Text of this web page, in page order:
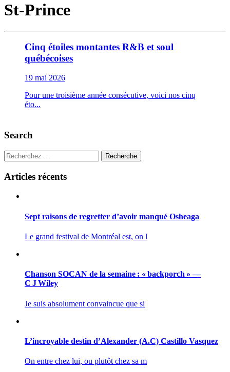
St-Prince
Cinq étoiles montantes R&B et soul
québécoises
19 mai 2026
Pour une troisième année consécutive, voici nos cinq
éto...
Search
Recherche
Articles récents
Sept raisons de regretter d’avoir manqué Osheaga
Le grand festival de Montréal est, on l
Chanson SOCAN de la semaine : « backporch » —
C J Wiley
Je suis absolument convaincue que si
L’incroyable destin d’Alexander (A.C) Castillo Vasquez
On entre chez lui, ou plutôt chez sa m